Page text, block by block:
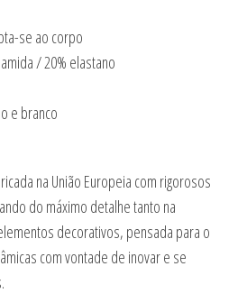
se ao corpo
/ 20% elastano
e branco
na União Europeia com rigorosos
do máximo detalhe tanto na
decorativos, pensada para o
com vontade de inovar e se